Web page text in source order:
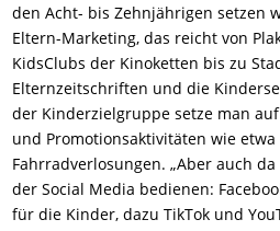
den Acht- bis Zehnjährigen setzen
Eltern-Marketing, das reicht von
KidsClubs der Kinoketten bis zu
Elternzeitschriften und die
der Kinderzielgruppe setze man
und Promotionsaktivitäten wie
Fahrradverlosungen. „Aber auch
der Social Media bedienen:
für die Kinder, dazu TikTok und